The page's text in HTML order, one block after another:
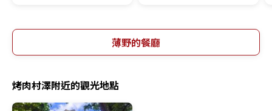
薄野的餐廳
烤肉村澤附近的觀光地點